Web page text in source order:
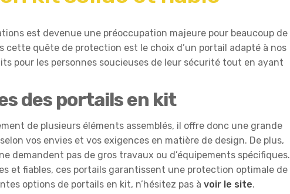
est devenue une préoccupation majeure pour beaucoup de
cette quête de protection est le choix d’un portail adapté à nos
pour les personnes soucieuses de leur sécurité tout en ayant
des portails en kit
de plusieurs éléments assemblés, il offre donc une grande
vos envies et vos exigences en matière de design. De plus,
demandent pas de gros travaux ou d’équipements spécifiques.
et fiables, ces portails garantissent une protection optimale de
options de portails en kit, n’hésitez pas à voir le site.